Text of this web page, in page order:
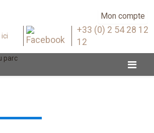
Mon compte
+33 (0) 2 54 28 12
12